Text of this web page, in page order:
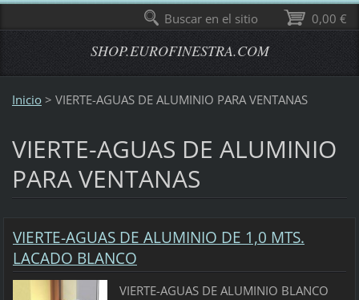
SHOP.EUROFINESTRA.COM
Inicio > VIERTE-AGUAS DE ALUMINIO PARA VENTANAS
VIERTE-AGUAS DE ALUMINIO
PARA VENTANAS
VIERTE-AGUAS DE ALUMINIO DE 1,0 MTS.
LACADO BLANCO
VIERTE-AGUAS DE ALUMINIO BLANCO
0,00 €
Buscar en el sitio